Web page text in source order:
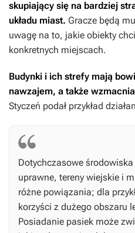
skupiający się na bardziej
układu miast. Gracze będą
uwagę na to, jakie obiekty
konkretnych miejscach.
Budynki i ich strefy mają
nawzajem, a także
Styczeń podał przykład
Dotychczasowe środowiska
uprawne, tereny wiejskie i
różne powiązania; dla
korzyści z dużego obszaru
Posiadanie pasiek może